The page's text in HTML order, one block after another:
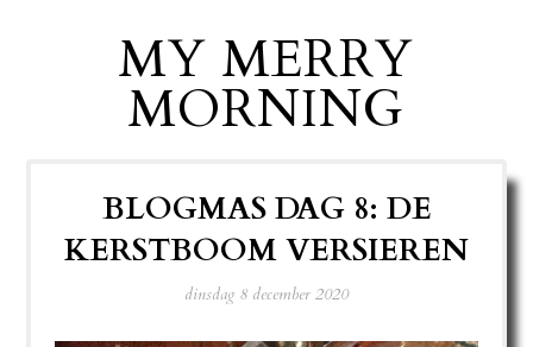
MY MERRY
MORNING
BLOGMAS DAG 8: DE
KERSTBOOM VERSIEREN
dinsdag 8 december 2020